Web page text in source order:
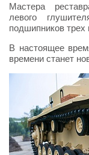
Мастера
левого
подшипников трех
В настоящее
времени станет